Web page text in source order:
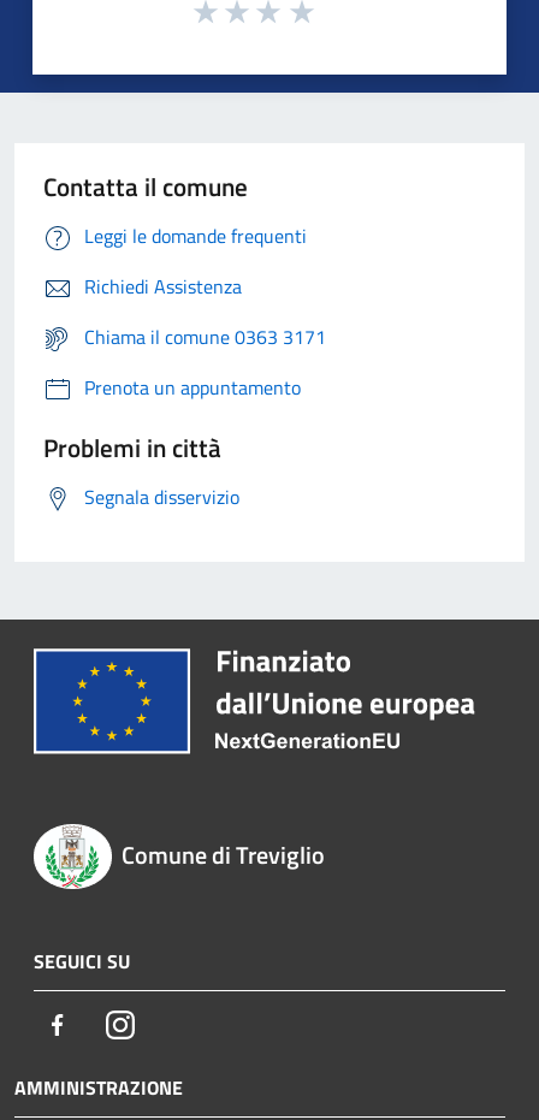
Contatta il comune
Leggi le domande frequenti
Richiedi Assistenza
Chiama il comune 0363 3171
Prenota un appuntamento
Problemi in città
Segnala disservizio
Comune di Treviglio
SEGUICI SU
FacebookInstagram
AMMINISTRAZIONE